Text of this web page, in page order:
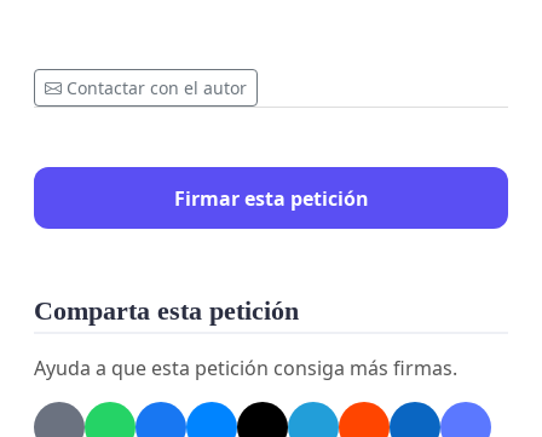
Contactar con el autor
Firmar esta petición
Comparta esta petición
Ayuda a que esta petición consiga más firmas.